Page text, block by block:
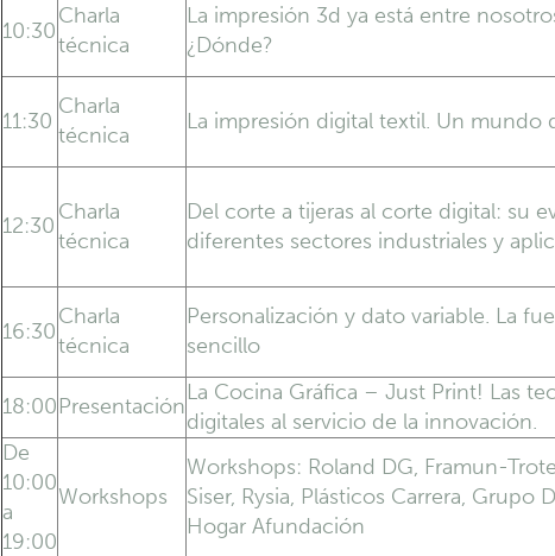
10:30
Charla
técnica
La impresión 3d ya está entre
¿Dónde?
11:30
Charla
técnica
La impresión digital textil. Un mundo
12:30
Charla
técnica
Del corte a tijeras al corte digital: su
diferentes sectores industriales y
16:30
Charla
técnica
Personalización y dato variable. La
sencillo
18:00Presentación
La Cocina Gráfica – Just Print! Las
digitales al servicio de la innovación.
De
10:00
a
19:00
Workshops
Workshops: Roland DG, Framun-
Siser, Rysia, Plásticos Carrera, Grupo
Hogar Afundación